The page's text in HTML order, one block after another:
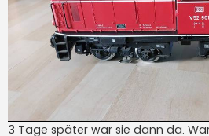
3 Tage später war sie dann da.